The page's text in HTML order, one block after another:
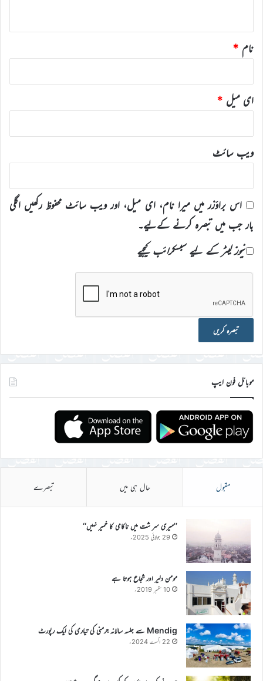
نام *
ای میل *
ویب‌ سائٹ
اس براؤزر میں میرا نام، ای میل، اور ویب سائٹ محفوظ رکھیں اگلی
بار جب میں تبصرہ کرنے کےلیے۔
نیوز لیٹر کے لیے سبسکرائب کیجیے
موبائل فون ایپ
مقبول حال ہی میں تبصرے
’’میری سر شت میں ناکامی کا خمیر نہیں‘‘
29 جولائی 2025ء
مومن دلیر اور شجاع ہوتا ہے
10 ستمبر 2019ء
Mendig سے جلسہ سالانہ جرمنی کی تیاری کی ایک رپورٹ
22 اگست 2024ء